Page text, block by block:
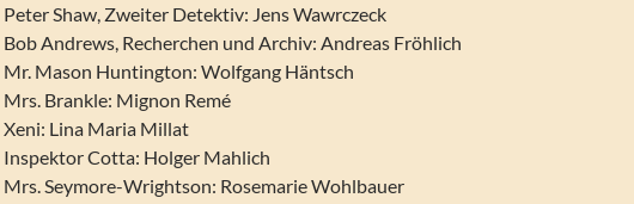
Peter Shaw, Zweiter Detektiv: Jens Wawrczeck
Bob Andrews, Recherchen und Archiv: Andreas Fröhlich
Mr. Mason Huntington: Wolfgang Häntsch
Mrs. Brankle: Mignon Remé
Xeni: Lina Maria Millat
Inspektor Cotta: Holger Mahlich
Mrs. Seymore-Wrightson: Rosemarie Wohlbauer